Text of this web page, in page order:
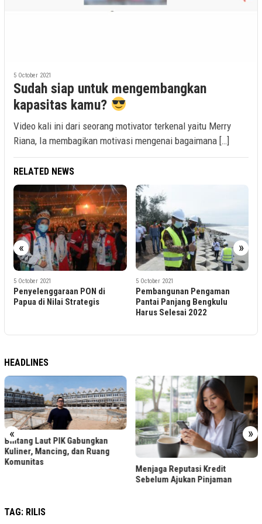
5 October 2021
Sudah siap untuk mengembangkan
kapasitas kamu?
Video kali ini dari seorang motivator terkenal yaitu Merry
Riana, Ia membagikan motivasi mengenai bagaimana […]
RELATED NEWS
« »
5 October 2021
Penyelenggaraan PON di
Papua di Nilai Strategis
5 October 2021
Pembangunan Pengaman
Pantai Panjang Bengkulu
Harus Selesai 2022
HEADLINES
« »
Bintang Laut PIK Gabungkan
Kuliner, Mancing, dan Ruang
Komunitas
Menjaga Reputasi Kredit
Sebelum Ajukan Pinjaman
TAG: RILIS